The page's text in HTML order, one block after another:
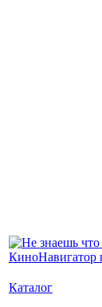
Каталог